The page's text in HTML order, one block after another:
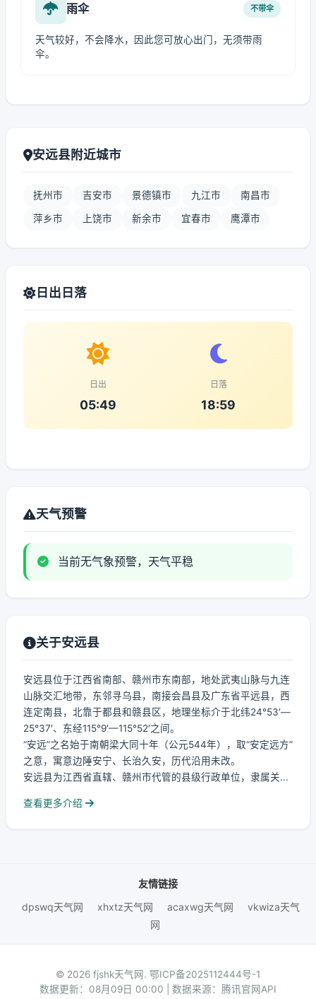
雨伞 不带伞
天气较好，不会降水，因此您可放心出门，无须带雨
伞。
安远县附近城市
抚州市 吉安市 景德镇市 九江市 南昌市
萍乡市 上饶市 新余市 宜春市 鹰潭市
日出日落
日出
05:49
日落
18:59
天气预警
当前无气象预警，天气平稳
关于安远县
安远县位于江西省南部、赣州市东南部，地处武夷山脉与九连
山脉交汇地带，东邻寻乌县，南接会昌县及广东省平远县，西
连定南县，北靠于都县和赣县区，地理坐标介于北纬24°53′—
25°37′、东经115°9′—115°52′之间。
“安远”之名始于南朝梁大同十年（公元544年），取“安定远方”
之意，寓意边陲安宁、长治久安，历代沿用未改。
安远县为江西省直辖、赣州市代管的县级行政单位，隶属关...
查看更多介绍
友情链接
dpswq天气网
xhxtz天气网 acaxwg天气网
vkwiza天气
网
© 2026 fjshk天气网. 鄂ICP备2025112444号-1
数据更新：08月09日 00:00 | 数据来源：腾讯官网API